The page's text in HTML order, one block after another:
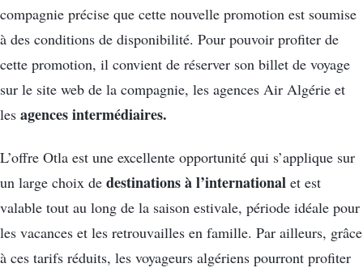
compagnie précise que cette nouvelle promotion est soumise
à des conditions de disponibilité. Pour pouvoir profiter de
cette promotion, il convient de réserver son billet de voyage
sur le site web de la compagnie, les agences Air Algérie et
les agences intermédiaires.
L’offre Otla est une excellente opportunité qui s’applique sur
un large choix de destinations à l’international et est
valable tout au long de la saison estivale, période idéale pour
les vacances et les retrouvailles en famille. Par ailleurs, grâce
à ces tarifs réduits, les voyageurs algériens pourront profiter